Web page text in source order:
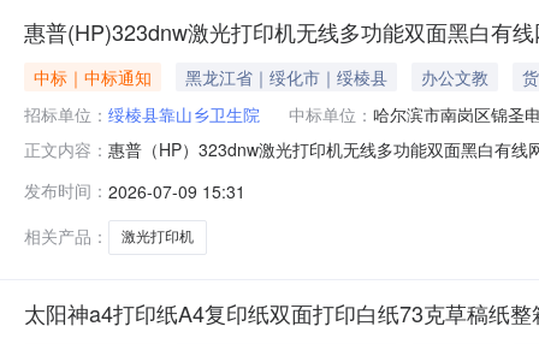
惠普(HP)323dnw激光打印机无线多功能双面黑白有
中标｜中标通知 黑龙江省｜绥化市｜绥棱县 办公文教
招标单位： 绥棱县靠山乡卫生院 中标单位： 哈尔滨市南岗区锦圣
正文内容： 惠普（HP）323dnw激光打印机无线多功能双面黑白有
发布时间： 2026-07-09 15:31
相关产品：
激光打印机
太阳神a4打印纸A4复印纸双面打印白纸73克草稿纸